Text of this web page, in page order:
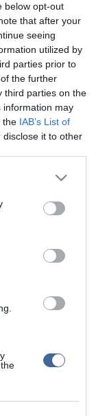
below opt-out
that after your
seeing
utilized by
parties prior to
the further
third parties on the
information may
the IAB’s List of
it to other
or more Google
You may click to
party tags to
in below Google
Az
Mozgalom
tüntetett a
Az előterjesztés
állampolgári
11 lakos élt, és a
vitatható volt,
lehetőség nem
lehetőség, fórum áll
a
zöldszámon, e-
a hivatal ügyintézői
lehetőségének
tart.
miatt